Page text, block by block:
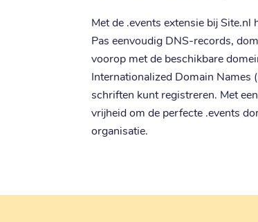
Met de .events extensie bij
Pas eenvoudig DNS-records,
voorop met de beschikbare
Internationalized Domain Names
schriften kunt registreren. Met
vrijheid om de perfecte .events
organisatie.